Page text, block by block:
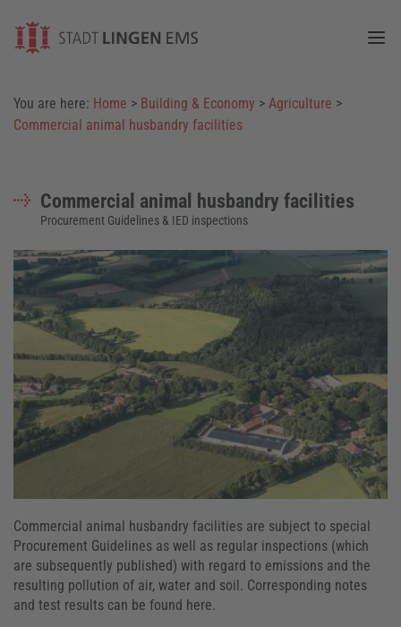
You are here: Home > Building & Economy > Agriculture >
Commercial animal husbandry facilities
Commercial animal husbandry facilities
Procurement Guidelines & IED inspections
Commercial animal husbandry facilities are subject to special
Procurement Guidelines as well as regular inspections (which
are subsequently published) with regard to emissions and the
resulting pollution of air, water and soil. Corresponding notes
and test results can be found here.